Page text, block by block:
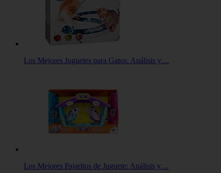
Los Mejores Juguetes para Gatos: Análisis y…
Los Mejores Pajaritos de Juguete: Análisis y…